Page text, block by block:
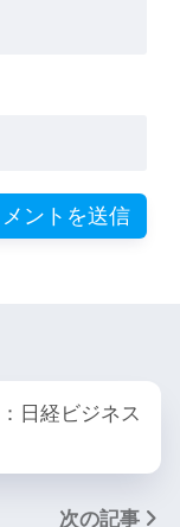
日経ビジネス
次の記事